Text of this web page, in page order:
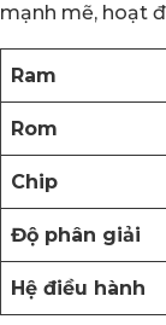
mạnh mẽ, hoạt
Ram
Rom
Chip
Độ phân giải
Hệ điều hành